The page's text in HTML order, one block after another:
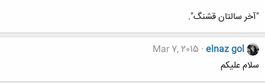
"آخر سالتان قشنگ".
elnaz gol
Mar 7, 2015
سلام عليكم